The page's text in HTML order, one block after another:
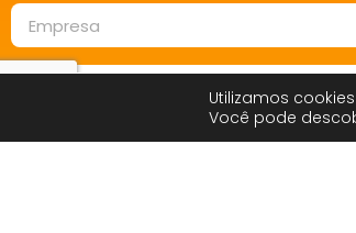
Utilizamos
Você pode